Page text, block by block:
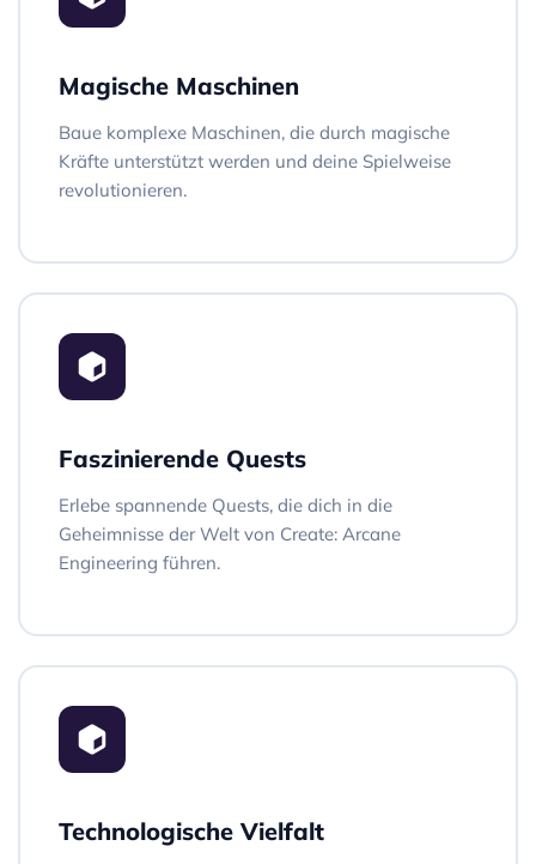
Magische Maschinen
Baue komplexe Maschinen, die durch magische
Kräfte unterstützt werden und deine Spielweise
revolutionieren.
Faszinierende Quests
Erlebe spannende Quests, die dich in die
Geheimnisse der Welt von Create: Arcane
Engineering führen.
Technologische Vielfalt